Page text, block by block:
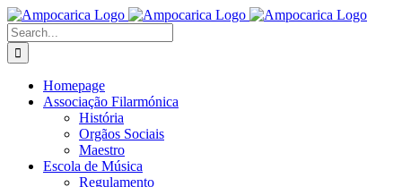
Skip
to
content
Search
for:
Homepage
Associação Filarmónica
História
Orgãos Sociais
Maestro
Escola de Música
Regulamento